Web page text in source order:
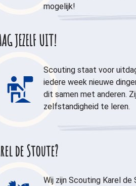
mogelijk!
JEZELF UIT!
Scouting staat voor
iedere week nieuwe
dit samen met anderen.
zelfstandigheid te leren.
de Stoute?
Wij zijn Scouting Karel